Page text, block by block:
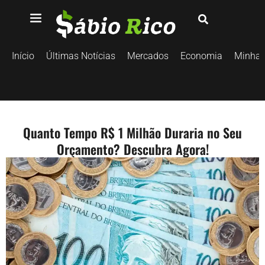
Início Últimas Notícias Mercados Economia
Quanto Tempo R$ 1 Milhão Duraria no Seu
Orçamento? Descubra Agora!